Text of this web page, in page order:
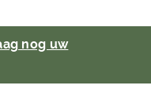
nog uw